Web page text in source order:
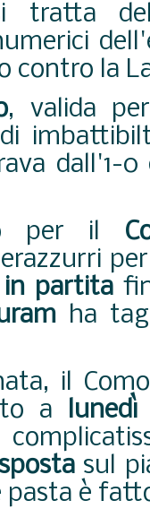
tratta
contro la
, valida
dall'1-
per il
in partita
ha
il
a lunedì
sul
pasta è